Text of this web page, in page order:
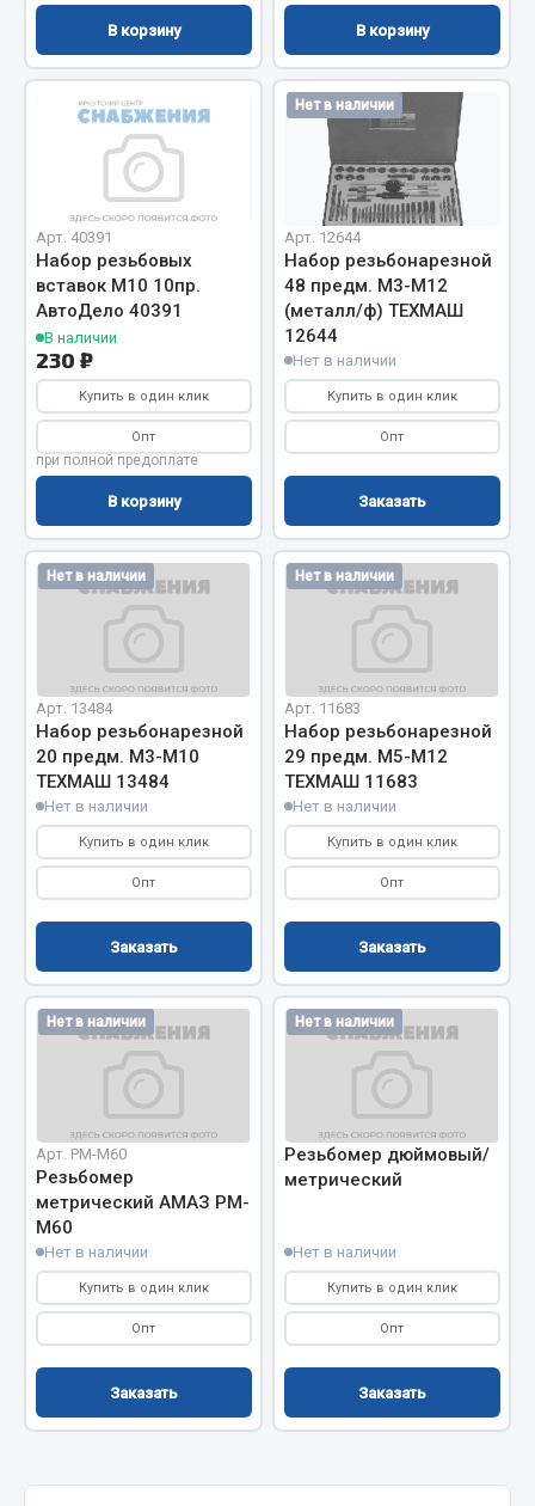
Весь раздел
Запчасти МАЗ
Система питания
Подвеска
Тормозная система
Двери
Окно ветровое
Двигатель
Электрооборудование
Показать ещё
Весь раздел
Запчасти Урал
Двигатель
Система охлаждения
Сцепление
Тормозная система
Показать ещё
Запчасти ЯМЗ
Двигатель
Система питания
Коробка передач
Рулевое управление
Тормозная система
Показать ещё
Весь раздел
В корзину В корзину
Арт. 40391
Набор резьбовых
вставок М10 10пр.
АвтоДело 40391
В наличии
230 ₽
Купить в один клик
Опт
при полной предоплате
В корзину
Нет в наличии
Арт. 12644
Набор резьбонарезной
48 предм. М3-М12
(металл/ф) ТЕХМАШ
12644
Нет в наличии
Купить в один клик
Опт
Заказать
Нет в наличии
Арт. 13484
Набор резьбонарезной
20 предм. М3-М10
ТЕХМАШ 13484
Нет в наличии
Купить в один клик
Опт
Заказать
Нет в наличии
Арт. 11683
Набор резьбонарезной
29 предм. М5-М12
ТЕХМАШ 11683
Нет в наличии
Купить в один клик
Опт
Заказать
Нет в наличии
Арт. РМ-М60
Резьбомер
метрический АМАЗ РМ-
М60
Нет в наличии
Купить в один клик
Опт
Заказать
Нет в наличии
Резьбомер дюймовый/
метрический
Нет в наличии
Купить в один клик
Опт
Заказать